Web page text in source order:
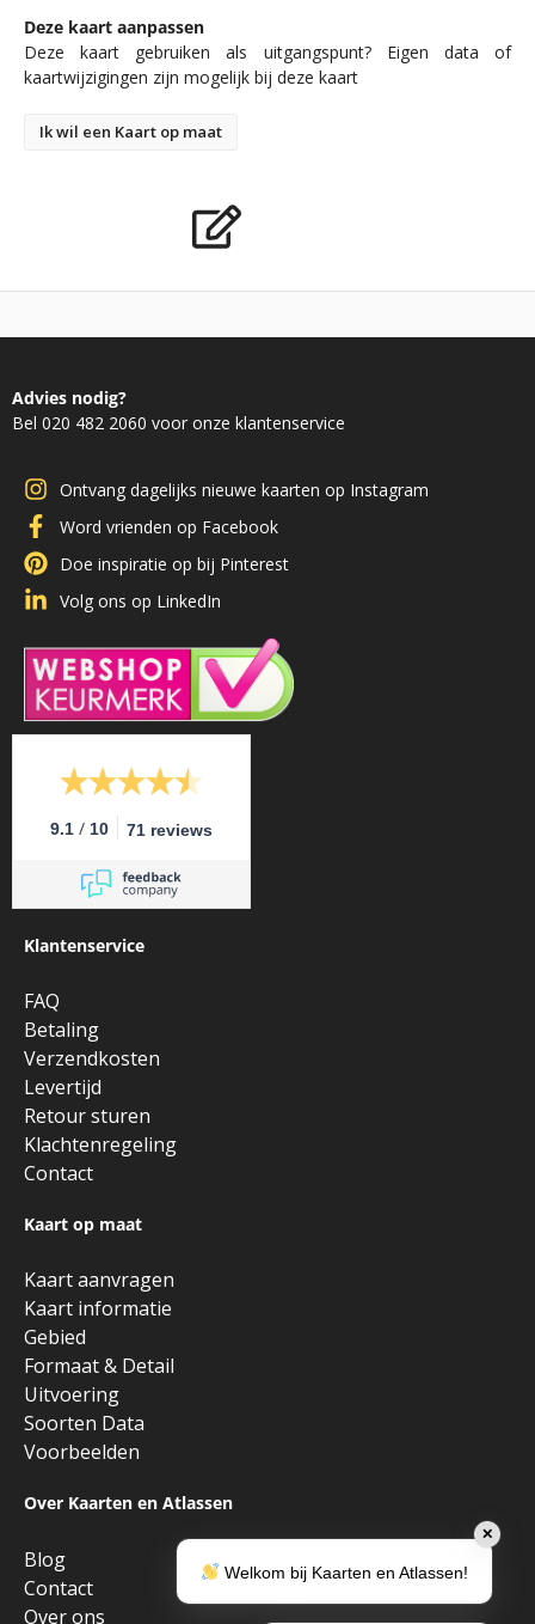
Deze kaart aanpassen
Deze kaart gebruiken als uitgangspunt? Eigen data of
kaartwijzigingen zijn mogelijk bij deze kaart
Ik wil een Kaart op maat
Advies nodig?
Bel 020 482 2060 voor onze klantenservice
Ontvang dagelijks nieuwe kaarten op Instagram
Word vrienden op Facebook
Doe inspiratie op bij Pinterest
Volg ons op LinkedIn
9.1 / 10 71 reviews
Klantenservice
FAQ
Betaling
Verzendkosten
Levertijd
Retour sturen
Klachtenregeling
Contact
Kaart op maat
Kaart aanvragen
Kaart informatie
Gebied
Formaat & Detail
Uitvoering
Soorten Data
Voorbeelden
Over Kaarten en Atlassen
Blog
Contact
Over ons
✕
Welkom bij Kaarten en Atlassen!